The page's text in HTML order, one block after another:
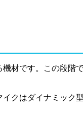
材です。この段階
はダイナミック